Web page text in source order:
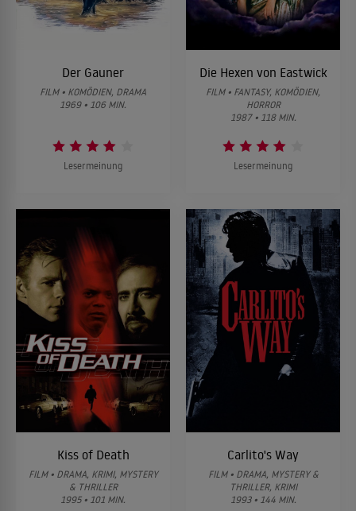
Der Gauner
FILM • KOMÖDIEN, DRAMA
1969 • 106 MIN.
Lesermeinung
Die Hexen von Eastwick
FILM • FANTASY, KOMÖDIEN,
HORROR
1987 • 118 MIN.
Lesermeinung
Kiss of Death
FILM • DRAMA, KRIMI, MYSTERY
& THRILLER
1995 • 101 MIN.
Carlito's Way
FILM • DRAMA, MYSTERY &
THRILLER, KRIMI
1993 • 144 MIN.